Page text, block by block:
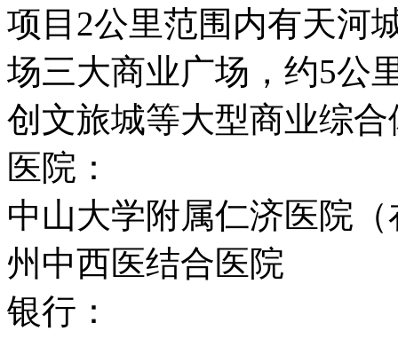
项目2公里范围内有天河
场三大商业广场，约5公
创文旅城等大型商业综合
医院：
中山大学附属仁济医院
州中西医结合医院
银行：